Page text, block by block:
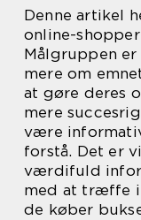
Denne artikel
online-
Målgruppen
mere om
at gøre deres
mere
være
forstå. Det er
værdifuld
med at træffe
de køber